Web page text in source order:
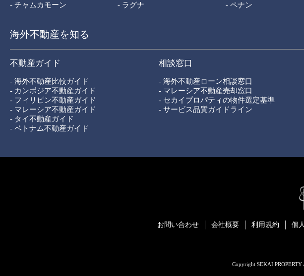
- チャムカモーン
- ラグナ
- ペナン
海外不動産を知る
不動産ガイド
- 海外不動産比較ガイド
- カンボジア不動産ガイド
- フィリピン不動産ガイド
- マレーシア不動産ガイド
- タイ不動産ガイド
- ベトナム不動産ガイド
相談窓口
- 海外不動産ローン相談窓口
- マレーシア不動産売却窓口
- セカイプロパティの物件選定基準
- サービス品質ガイドライン
お問い合わせ 会社概要 利用規約 個
Copyright SEKAI PROPERTY